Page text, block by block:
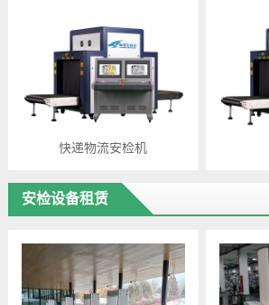
快递物流安检机
安检设备租赁